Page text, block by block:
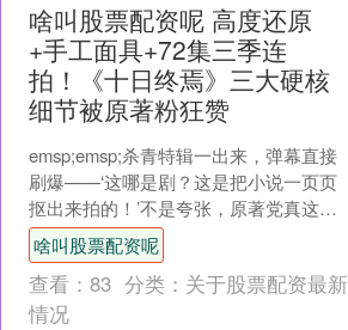
啥叫股票配资呢 高度还原
+手工面具+72集三季连
拍！《十日终焉》三大硬核
细节被原著粉狂赞
emsp;emsp;杀青特辑一出来，弹幕直接
刷爆——‘这哪是剧？这是把小说一页页
抠出来拍的！’不是夸张，原著党真这么
喊。十二生肖的青铜面具摆在镜头前，
纹路里还带....
啥叫股票配资呢
查看： 83 分类： 关于股票配资最新
情况